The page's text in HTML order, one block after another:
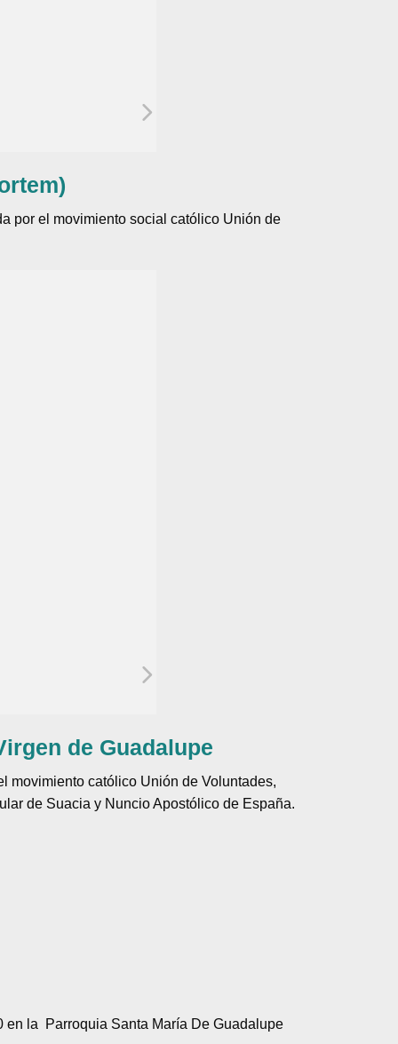
por el movimiento social católico Unión de
de Guadalupe
movimiento católico Unión de Voluntades,
de Suacia y Nuncio Apostólico de España.
en la Parroquia Santa María De Guadalupe